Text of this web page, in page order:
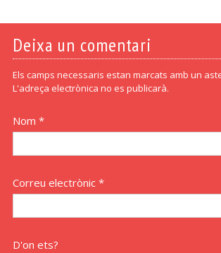
Deixa un comentari
Els camps necessaris estan marcats amb un
L'adreça electrònica no es publicarà.
Nom *
Correu electrònic *
D'on ets?